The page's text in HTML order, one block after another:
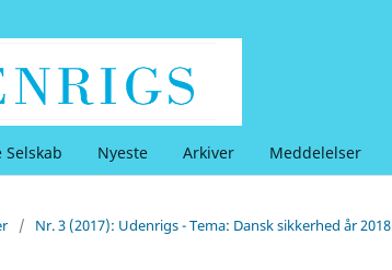
Nyeste Arkiver Meddelelser
/ Nr. 3 (2017): Udenrigs - Tema: Dansk sikkerhed år 2018